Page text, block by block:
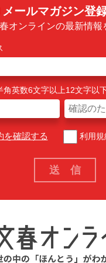
メールマガジン登
オンラインの最新情報
英数6文字以上12文字以下
を確認する 利用規